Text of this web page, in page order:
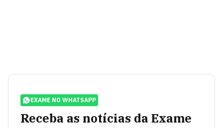
EXAME NO WHATSAPP
Receba as notícias da Exame